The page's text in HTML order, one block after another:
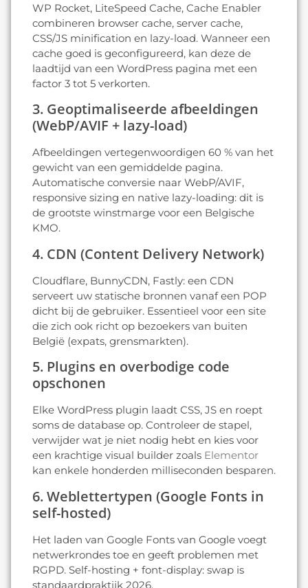
WP Rocket, LiteSpeed Cache, Cache Enabler
combineren browser cache, server cache,
CSS/JS minification en lazy-load. Wanneer een
cache goed is geconfigureerd, kan deze de
laadtijd van een WordPress pagina met een
factor 3 tot 5 verkorten.
3. Geoptimaliseerde afbeeldingen
(WebP/AVIF + lazy-load)
Afbeeldingen vertegenwoordigen 60 % van het
gewicht van een gemiddelde pagina.
Automatische conversie naar WebP/AVIF,
responsive sizing en native lazy-loading: dit is
de grootste winstmarge voor een Belgische
KMO.
4. CDN (Content Delivery Network)
Cloudflare, BunnyCDN, Fastly: een CDN
serveert uw statische bronnen vanaf een POP
dicht bij de gebruiker. Essentieel voor een site
die zich ook richt op bezoekers van buiten
België (expats, grensmarkten).
5. Plugins en overbodige code
opschonen
Elke WordPress plugin laadt CSS, JS en roept
soms de database op. Controleer de stapel,
verwijder wat je niet nodig hebt en kies voor
een krachtige visual builder zoals Elementor
kan enkele honderden milliseconden besparen.
6. Weblettertypen (Google Fonts in
self-hosted)
Het laden van Google Fonts van Google voegt
netwerkrondes toe en geeft problemen met
RGPD. Self-hosting + font-display: swap is
standaardpraktijk 2026.